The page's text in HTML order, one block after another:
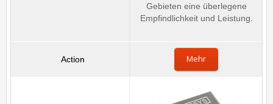
Gebieten eine überlegene
Empfindlichkeit und Leistung.
Mehr